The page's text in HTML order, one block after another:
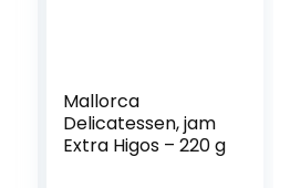
Mallorca
Delicatessen, jam
Extra Higos – 220 g